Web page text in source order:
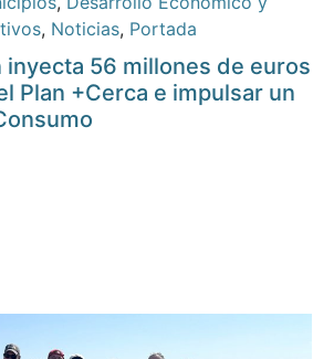
, Noticias, Portada
inyecta 56 millones de euros
Plan +Cerca e impulsar un